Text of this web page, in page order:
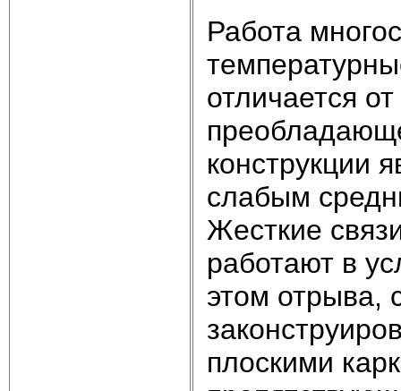
Работа
отличается
конструкции
слабым
Жесткие
работают в
этом отрыва,
плоскими